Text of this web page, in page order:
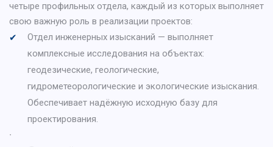
четыре профильных отдела, каждый из которых выполняет
свою важную роль в реализации проектов:
Отдел инженерных изысканий — выполняет
комплексные исследования на объектах:
геодезические, геологические,
гидрометеорологические и экологические изыскания.
Обеспечивает надёжную исходную базу для
проектирования.
∙